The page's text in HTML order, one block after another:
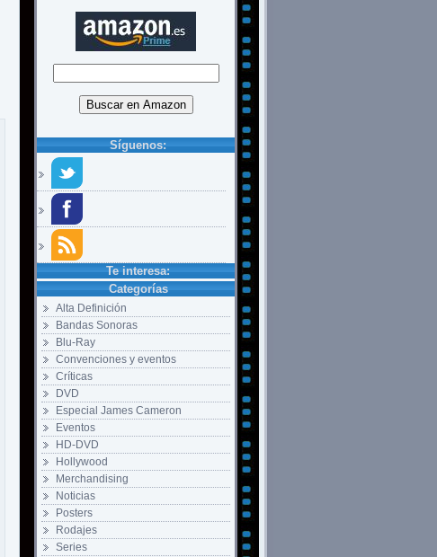
Síguenos:
Te interesa:
Categorías
Alta Definición
Bandas Sonoras
Blu-Ray
Convenciones y eventos
Críticas
DVD
Especial James Cameron
Eventos
HD-DVD
Hollywood
Merchandising
Noticias
Posters
Rodajes
Series